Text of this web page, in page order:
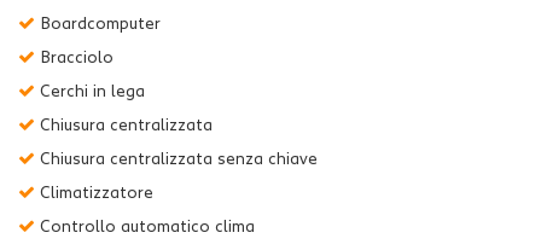
Boardcomputer
Bracciolo
Cerchi in lega
Chiusura centralizzata
Chiusura centralizzata senza chiave
Climatizzatore
Controllo automatico clima